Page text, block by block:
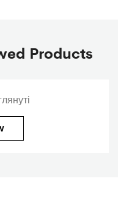
Products